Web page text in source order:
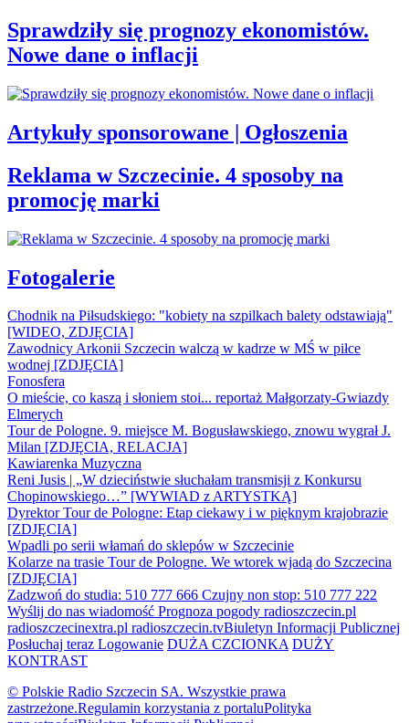
Sprawdziły się prognozy ekonomistów.
Nowe dane o inflacji
Artykuły sponsorowane | Ogłoszenia
Reklama w Szczecinie. 4 sposoby na
promocję marki
Fotogalerie
Chodnik na Piłsudskiego: "kobiety na szpilkach balety odstawiają"
[WIDEO, ZDJĘCIA]
Zawodnicy Arkonii Szczecin walczą w kadrze w MŚ w piłce
wodnej [ZDJĘCIA]
Fonosfera
O mieście, co kaszą i słoniem stoi... reportaż Małgorzaty-Gwiazdy
Elmerych
Tour de Pologne. 9. miejsce M. Bogusławskiego, znowu wygrał J.
Milan [ZDJĘCIA, RELACJA]
Kawiarenka Muzyczna
Reni Jusis | „W dzieciństwie słuchałam transmisji z Konkursu
Chopinowskiego…” [WYWIAD z ARTYSTKĄ]
Dyrektor Tour de Pologne: Etap ciekawy i w pięknym krajobrazie
[ZDJĘCIA]
Wpadli po serii włamań do sklepów w Szczecinie
Kolarze na trasie Tour de Pologne. We wtorek wjadą do Szczecina
[ZDJĘCIA]
Zadzwoń do studia: 510 777 666 Czujny non stop: 510 777 222
Wyślij do nas wiadomość Prognoza pogody radioszczecin.pl
radioszczecinextra.pl radioszczecin.tvBiuletyn Informacji Publicznej
Posłuchaj teraz Logowanie DUŻA CZCIONKA DUŻY
KONTRAST
© Polskie Radio Szczecin SA. Wszystkie prawa
zastrzeżone.Regulamin korzystania z portaluPolityka